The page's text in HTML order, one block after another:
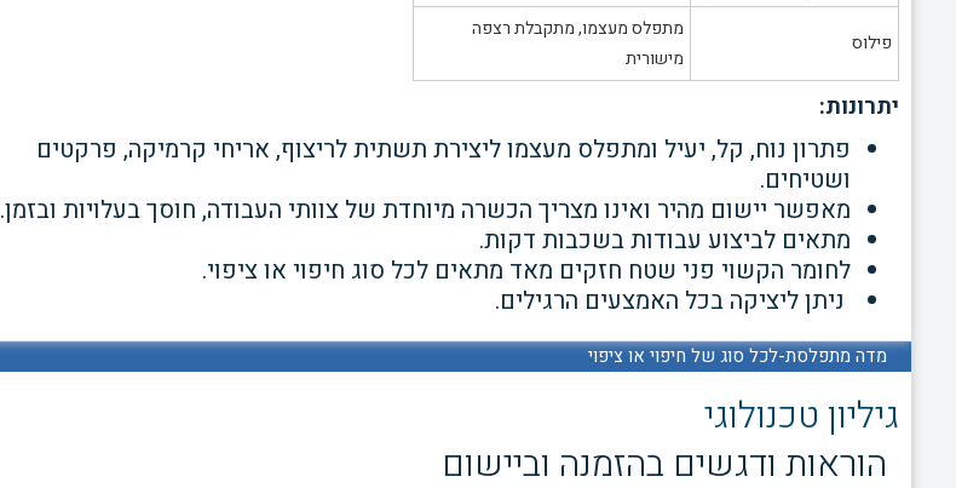
פילוס
מתפלס מעצמו, מתקבלת רצפה
מישורית
יתרונות:
פתרון נוח, קל, יעיל ומתפלס מעצמו ליצירת תשתית לריצוף, אריחי קרמיקה, פרקטים
ושטיחים.
מאפשר יישום מהיר ואינו מצריך הכשרה מיוחדת של צוותי העבודה, חוסך בעלויות ובזמן.
מתאים לביצוע עבודותבשכבות דקות.
לחומר הקשוי פני שטח חזקים מאד מתאים לכל סוג חיפוי אוציפוי.
ניתן ליציקה בכל האמצעים הרגילים.
מדה מתפלסת-לכל סוג של חיפוי או ציפוי
גיליון טכנולוגי
הוראות ודגשים בהזמנה וביישום